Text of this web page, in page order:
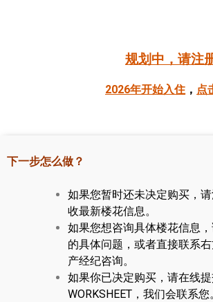
楼花地图
楼花转让专区
多伦多市中心楼花项目
怡陶碧谷社区介绍
规划中，请注
2026年开始入住 ， 点
下一步怎么做？
如果您暂时还未决定购买，
收最新楼花信息。
如果您想咨询具体楼花信息
的具体问题，或者直接联系
产经纪咨询。
如果你已决定购买，请在线
WORKSHEET，我们会联系您